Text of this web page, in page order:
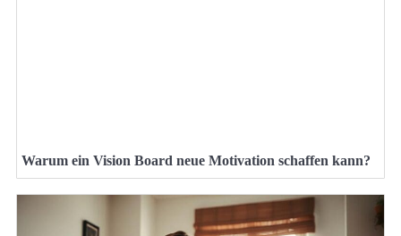
Warum ein Vision Board neue Motivation schaffen kann?